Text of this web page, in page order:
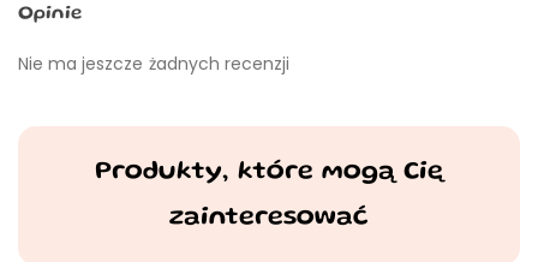
Opinie
Nie ma jeszcze żadnych recenzji
Produkty, które mogą Cię
zainteresować